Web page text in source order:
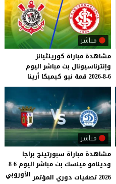
مباشر
مشاهدة مباراة كورينثيانز
وإنترناسيونال بث مباشر اليوم
6-8-2026
قمة نيو كيميكا أرينا
مباشر
مشاهدة مباراة سبورتينج براجا
ودينامو مينسك بث مباشر اليوم 6-8-
2026 تصفيات دوري المؤتمر
الأوروبي